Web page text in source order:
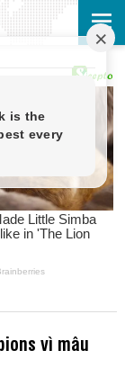
vì mâu